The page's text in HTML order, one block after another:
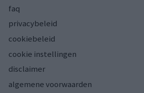
faq
privacybeleid
cookiebeleid
cookie instellingen
disclaimer
algemene voorwaarden